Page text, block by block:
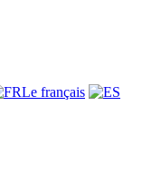
Le français